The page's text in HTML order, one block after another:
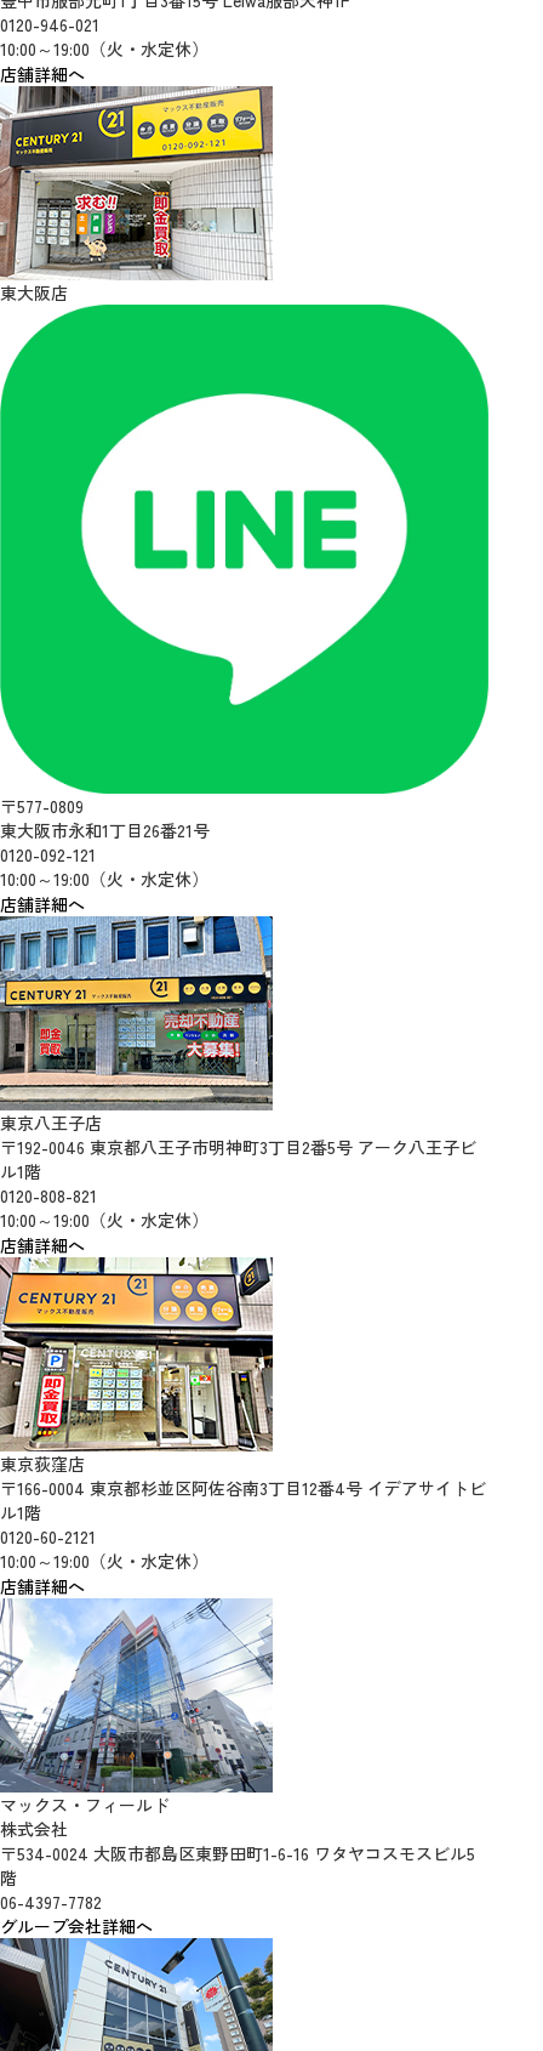
0120-946-021
10:00～19:00（火・水定休）
店舗詳細へ
東大阪店
〒577-0809
東大阪市永和1丁目26番21号
0120-092-121
10:00～19:00（火・水定休）
店舗詳細へ
東京八王子店
〒192-0046 東京都八王子市明神町3丁目2番5号 アーク八王子ビ
ル1階
0120-808-821
10:00～19:00（火・水定休）
店舗詳細へ
東京荻窪店
〒166-0004 東京都杉並区阿佐谷南3丁目12番4号 イデアサイトビ
ル1階
0120-60-2121
10:00～19:00（火・水定休）
店舗詳細へ
マックス・フィールド
株式会社
〒534-0024 大阪市都島区東野田町1-6-16 ワタヤコスモスビル5
階
06-4397-7782
グループ会社詳細へ